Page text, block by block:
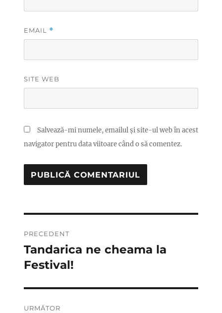
EMAIL *
SITE WEB
Salvează-mi numele, emailul și site-ul web în acest
navigator pentru data viitoare când o să comentez.
în
articole
PRECEDENT
Articolul
anterior:
Tandarica ne cheama la
Festival!
URMĂTOR